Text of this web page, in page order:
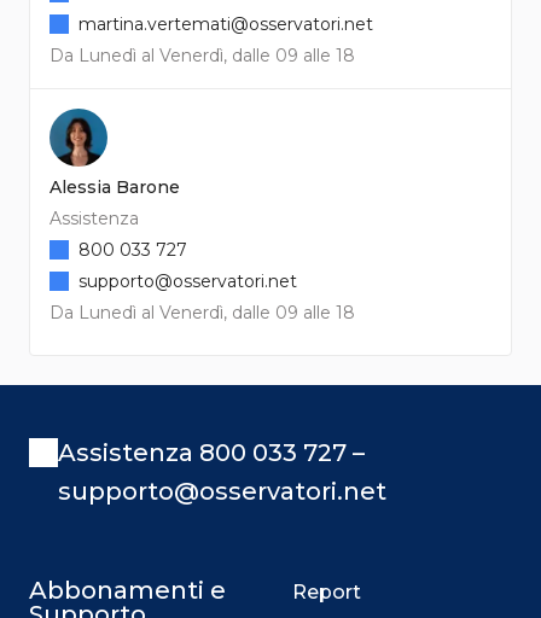
Da Lunedì al Venerdì, dalle 09 alle 18
martina.vertemati@osservatori.net
Alessia Barone
Assistenza
Da Lunedì al Venerdì, dalle 09 alle 18
800 033 727
supporto@osservatori.net
Assistenza 800 033 727 –
supporto@osservatori.net
Abbonamenti e
Report